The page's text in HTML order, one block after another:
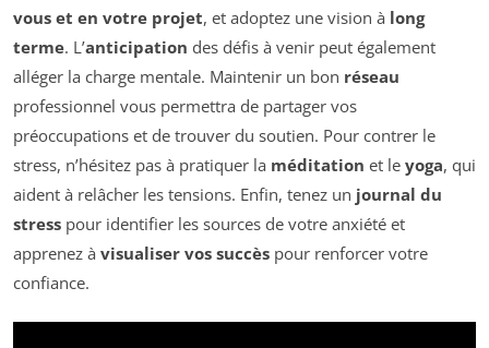
vous et en votre projet, et adoptez une vision à long
terme. L’anticipation des défis à venir peut également
alléger la charge mentale. Maintenir un bon réseau
professionnel vous permettra de partager vos
préoccupations et de trouver du soutien. Pour contrer le
stress, n’hésitez pas à pratiquer la méditation et le yoga, qui
aident à relâcher les tensions. Enfin, tenez un journal du
stress pour identifier les sources de votre anxiété et
apprenez à visualiser vos succès pour renforcer votre
confiance.